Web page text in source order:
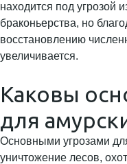
находится под угрозой
браконьерства, но
восстановлению
увеличивается.
Каковы
для
Основными угрозами
уничтожение лесов,